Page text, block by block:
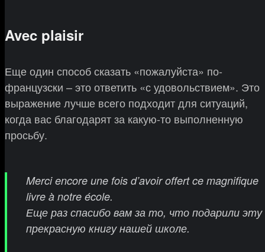
Avec plaisir
Еще один способ сказать «пожалуйста» по-
французски – это ответить «с удовольствием». Это
выражение лучше всего подходит для ситуаций,
когда вас благодарят за какую-то выполненную
просьбу.
Merci encore une fois d’avoir offert ce magnifique
livre à notre école.
Еще раз спасибо вам за то, что подарили эту
прекрасную книгу нашей школе.